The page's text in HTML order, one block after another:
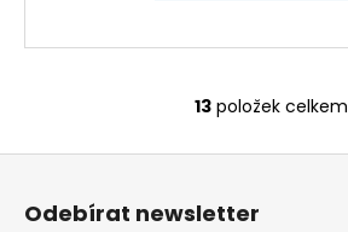
O
v
13položek celkem
Z
Odebírat newsletter